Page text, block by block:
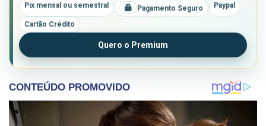
Pix mensal ou semestral Pagamento Seguro Paypal
Cartão Crédito
Quero o Premium